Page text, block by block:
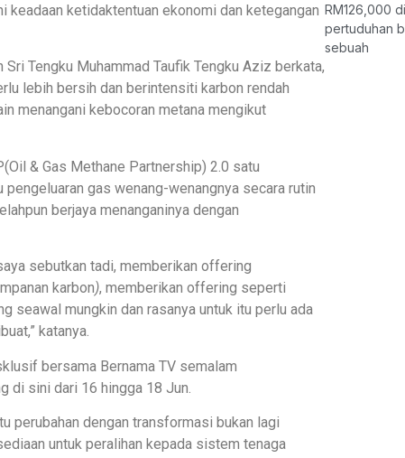
keadaan ketidaktentuan ekonomi dan ketegangan
Tengku Muhammad Taufik Tengku Aziz berkata,
lebih bersih dan berintensiti karbon rendah
menangani kebocoran metana mengikut
& Gas Methane Partnership) 2.0 satu
gas wenang-wenangnya secara rutin
berjaya menanganinya dengan
sebutkan tadi, memberikan offering
karbon), memberikan offering seperti
seawal mungkin dan rasanya untuk itu perlu ada
katanya.
bersama Bernama TV semalam
di sini dari 16 hingga 18 Jun.
perubahan dengan transformasi bukan lagi
untuk peralihan kepada sistem tenaga
RM126,000
pertuduhan
sebuah